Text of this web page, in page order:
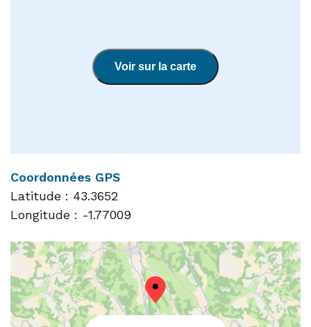
Voir sur la carte
Coordonnées GPS
Latitude : 43.3652
Longitude : -1.77009